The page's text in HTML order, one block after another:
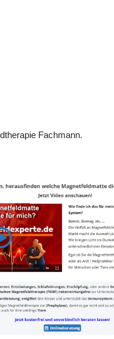
Fachmann.